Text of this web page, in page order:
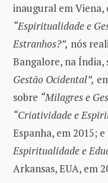
inaugural em Viena,
“Espiritualidade e
Estranhos?”, nós
Bangalore, na Índia,
Gestão Ocidental”,
sobre “Milagres e
“Criatividade e
Espanha, em 2015; e
Espiritualidade e
Arkansas, EUA, em